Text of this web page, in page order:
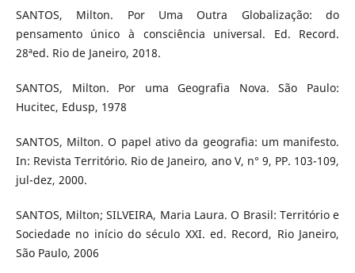
SANTOS, Milton. Por Uma Outra Globalização: do
pensamento único à consciência universal. Ed. Record.
28ªed. Rio de Janeiro, 2018.
SANTOS, Milton. Por uma Geografia Nova. São Paulo:
Hucitec, Edusp, 1978
SANTOS, Milton. O papel ativo da geografia: um manifesto.
In: Revista Território. Rio de Janeiro, ano V, n° 9, PP. 103-109,
jul-dez, 2000.
SANTOS, Milton; SILVEIRA, Maria Laura. O Brasil: Território e
Sociedade no início do século XXI. ed. Record, Rio Janeiro,
São Paulo, 2006